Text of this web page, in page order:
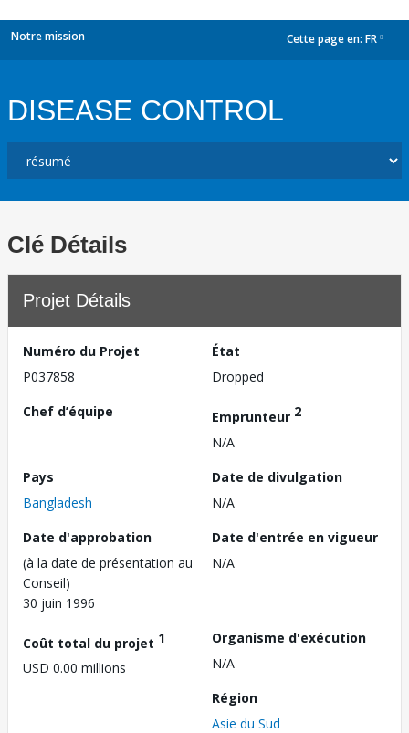
Notre mission Cette page en: FR
DISEASE CONTROL
Clé Détails
Projet Détails
Numéro du Projet
P037858
État
Dropped
Chef d’équipe
Emprunteur 2
N/A
Pays
Bangladesh
Date de divulgation
N/A
Date d'approbation
(à la date de présentation au
Conseil)
30 juin 1996
Date d'entrée en vigueur
N/A
Coût total du projet 1
USD 0.00 millions
Organisme d'exécution
N/A
Région
Asie du Sud